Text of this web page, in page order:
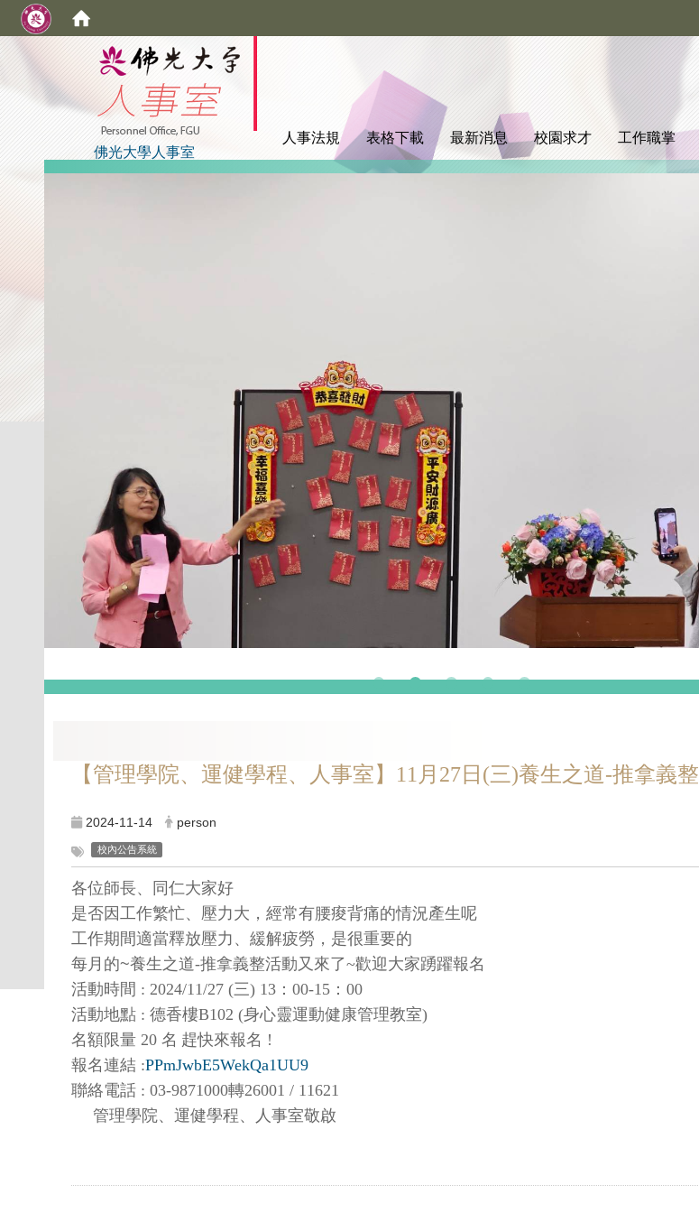
佛光大學人事室
人事法規 表格下載 最新消息 校園求才 工作職掌
:::
【管理學院、運健學程、人事室】11月27日(三)養生之道-推拿義整
2024-11-14 person
校內公告系統
各位師長、同仁大家好
是否因工作繁忙、壓力大，經常有腰痠背痛的情況產生呢
工作期間適當釋放壓力、緩解疲勞，是很重要的
每月的~養生之道-推拿義整活動又來了~歡迎大家踴躍報名
活動時間 : 2024/11/27 (三) 13： 00-15： 00
活動地點: 德香樓B102 (身心靈運動健康管理教室)
名額限量20 名 趕快來報名 !
報名連結 :PPmJwbE5WekQa1UU9
聯絡電話: 03-9871000轉26001 / 11621
管理學院、運健學程、人事室敬啟